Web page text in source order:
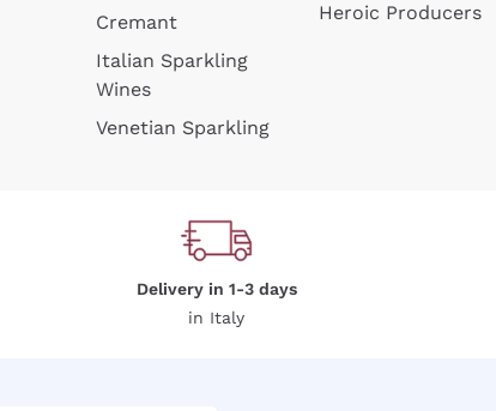
Cremant
Italian Sparkling
Wines
Venetian Sparkling
Heroic Producers
Delivery in 1-3 days
in Italy